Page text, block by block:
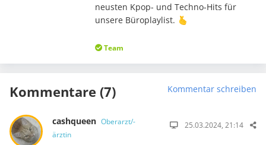
neusten Kpop- und Techno-Hits für
unsere Büroplaylist. 🫰
Team
Kommentare (7) Kommentar schreiben
cashqueen Oberarzt/-
ärztin
25.03.2024, 21:14